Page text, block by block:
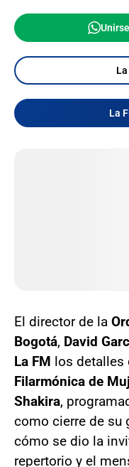
La
El director de la
Bogotá, David
La FM los detalles
Filarmónica de
Shakira,
como cierre de su
cómo se dio la
repertorio y el